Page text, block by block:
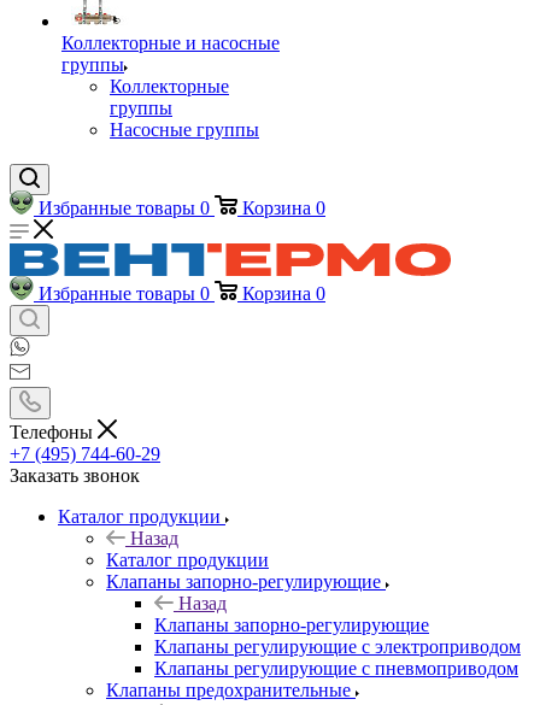
Коллекторные и насосные
группы
Коллекторные
группы
Насосные группы
Избранные товары 0 Корзина 0
Избранные товары 0 Корзина 0
Телефоны
+7 (495) 744-60-29
Заказать звонок
Каталог продукции
Назад
Каталог продукции
Клапаны запорно-регулирующие
Назад
Клапаны запорно-регулирующие
Клапаны регулирующие с электроприводом
Клапаны регулирующие с пневмоприводом
Клапаны предохранительные